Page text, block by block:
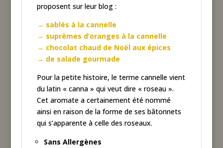
proposent sur leur blog :
→ sablés à la cannelle
→ suprêmes d’oranges à la cannelle
→ chocolat chaud de Noël aux épices
→ de salade gourmade
Pour la petite histoire, le terme cannelle vient
du latin « canna » qui veut dire « roseau ».
Cet aromate a certainement été nommé
ainsi en raison de la forme de ses bâtonnets
qui s’apparente à celle des roseaux.
Sans Allergènes